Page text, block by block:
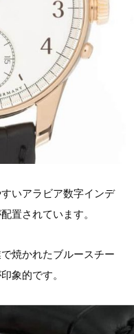
いアラビア数字インデ
置されています。
焼かれたブルースチー
象的です。